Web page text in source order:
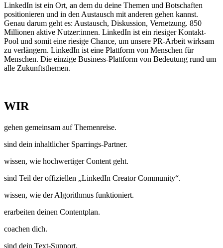
LinkedIn ist ein Ort, an dem du deine Themen und Botschaften
positionieren und in den Austausch mit anderen gehen kannst.
Genau darum geht es: Austausch, Diskussion, Vernetzung. 850
Millionen aktive Nutzer:innen. LinkedIn ist ein riesiger Kontakt-
Pool und somit eine riesige Chance, um unsere PR-Arbeit wirksam
zu verlängern. LinkedIn ist eine Plattform von Menschen für
Menschen. Die einzige Business-Plattform von Bedeutung rund um
alle Zukunftsthemen.
WIR
gehen gemeinsam auf Themenreise.
sind dein inhaltlicher Sparrings-Partner.
wissen, wie hochwertiger Content geht.
sind Teil der offiziellen „LinkedIn Creator Community“.
wissen, wie der Algorithmus funktioniert.
erarbeiten deinen Contentplan.
coachen dich.
sind dein Text-Support.